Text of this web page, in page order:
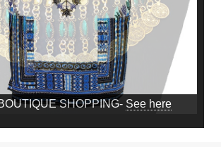
SHOPPING- See here